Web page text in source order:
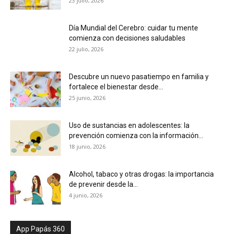
Día Mundial del Cerebro: cuidar tu mente
comienza con decisiones saludables
22 julio, 2026
Descubre un nuevo pasatiempo en familia y
fortalece el bienestar desde...
25 junio, 2026
Uso de sustancias en adolescentes: la
prevención comienza con la información...
18 junio, 2026
Alcohol, tabaco y otras drogas: la importancia
de prevenir desde la...
4 junio, 2026
App Papás 360